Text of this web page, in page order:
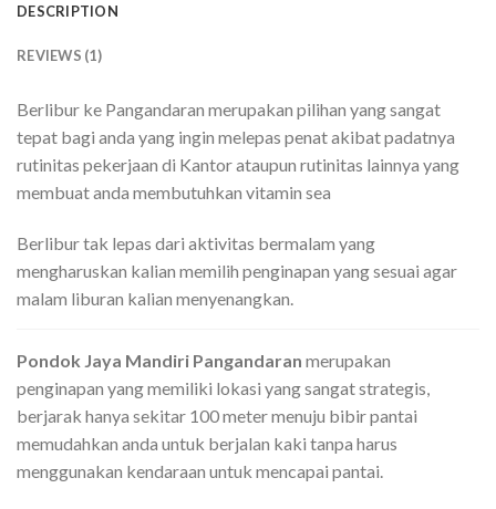
DESCRIPTION
REVIEWS (1)
Berlibur ke Pangandaran merupakan pilihan yang sangat
tepat bagi anda yang ingin melepas penat akibat padatnya
rutinitas pekerjaan di Kantor ataupun rutinitas lainnya yang
membuat anda membutuhkan vitamin sea
Berlibur tak lepas dari aktivitas bermalam yang
mengharuskan kalian memilih penginapan yang sesuai agar
malam liburan kalian menyenangkan.
Pondok Jaya Mandiri Pangandaran merupakan
penginapan yang memiliki lokasi yang sangat strategis,
berjarak hanya sekitar 100 meter menuju bibir pantai
memudahkan anda untuk berjalan kaki tanpa harus
menggunakan kendaraan untuk mencapai pantai.